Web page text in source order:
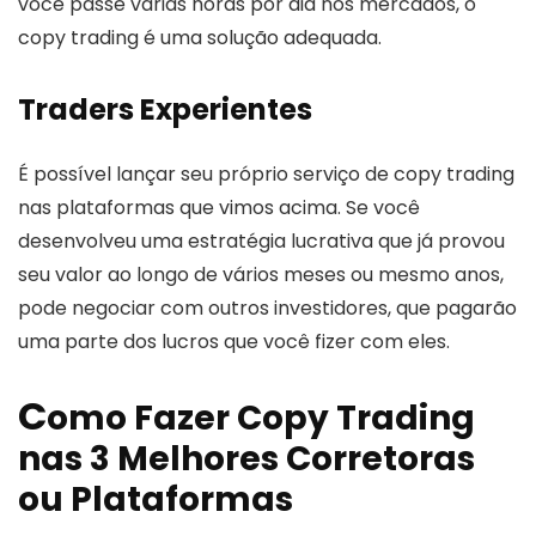
copy trading é uma solução adequada.
Traders Experientes
É possível lançar seu próprio serviço de copy trading
nas plataformas que vimos acima. Se você
desenvolveu uma estratégia lucrativa que já provou
seu valor ao longo de vários meses ou mesmo anos,
pode negociar com outros investidores, que pagarão
uma parte dos lucros que você fizer com eles.
Como Fazer Copy Trading
nas 3 Melhores Corretoras
ou Plataformas